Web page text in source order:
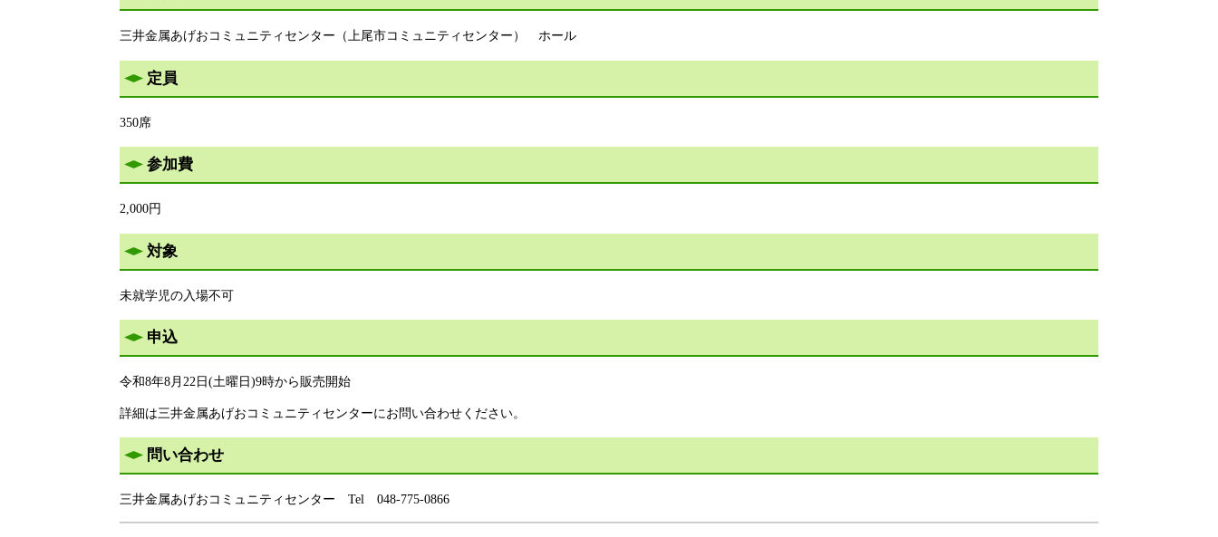
三井金属あげおコミュニティセンター（上尾市コミュニティセンター） ホール
定員
350席
参加費
2,000円
対象
未就学児の入場不可
申込
令和8年8月22日(土曜日)9時から販売開始
詳細は三井金属あげおコミュニティセンターにお問い合わせください。
問い合わせ
三井金属あげおコミュニティセンター Tel 048-775-0866